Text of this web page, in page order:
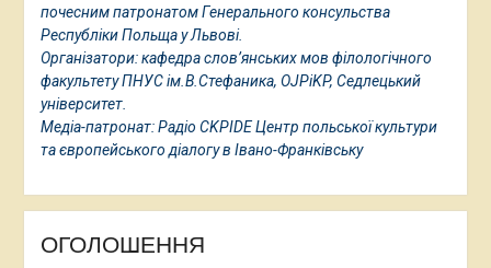
почесним патронатом Генерального консульства
Республіки Польща у Львові.
Організатори: кафедра слов’янських мов філологічного
факультету ПНУС ім.В.Стефаника, OJPiKP, Седлецький
університет.
Медіа-патронат: Радіо CKPIDE Центр польської культури
та європейського діалогу в Івано-Франківську
ОГОЛОШЕННЯ